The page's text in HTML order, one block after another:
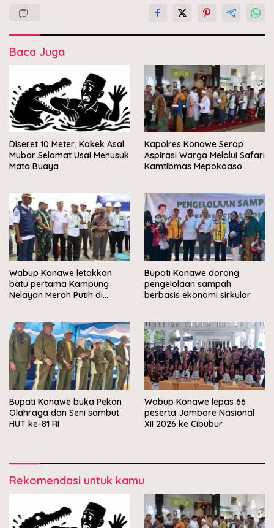
Baca Juga
Diseret 10 Meter, Kakek Asal
Mubar Selamat Usai Menusuk
Mata Buaya
Kapolres Konawe Serap
Aspirasi Warga Melalui Safari
Kamtibmas Mepokoaso
Wabup Konawe letakkan
batu pertama Kampung
Nelayan Merah Putih di
Bupati Konawe dorong
pengelolaan sampah
berbasis ekonomi sirkular
Bupati Konawe buka Pekan
Olahraga dan Seni sambut
HUT ke-81 RI
Wabup Konawe lepas 66
peserta Jambore Nasional
XII 2026 ke Cibubur
Rekomendasi untuk kamu